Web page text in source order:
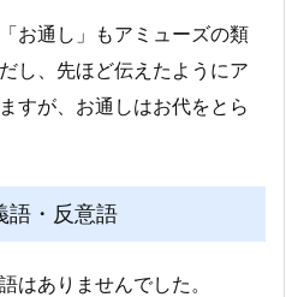
お通し」もアミューズの類
し、先ほど伝えたようにア
すが、お通しはお代をとら
語・反意語
はありませんでした。